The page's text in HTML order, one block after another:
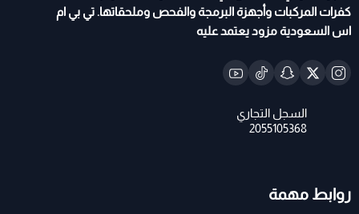
كفرات المركبات وأجهزة البرمجة والفحص وملحقاتها. تي بي ام
اس السعودية مزود يعتمد عليه
روابط مهمة